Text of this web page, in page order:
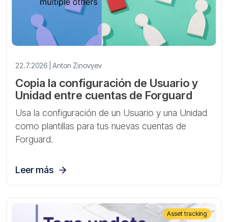
22.7.2026 | Anton Zinovyev
Copia la configuración de Usuario y
Unidad entre cuentas de Forguard
Usa la configuración de un Usuario y una Unidad
como plantillas para tus nuevas cuentas de
Forguard.
Leer más
Asset tracking